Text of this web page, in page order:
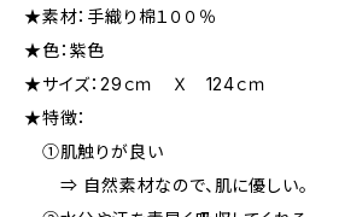
★素材：手織り棉１００％
★色：紫色
★サイズ：29ｃｍ Ｘ 124ｃｍ
★特徴：
①肌触りが良い
⇒ 自然素材なので、肌に優しい。